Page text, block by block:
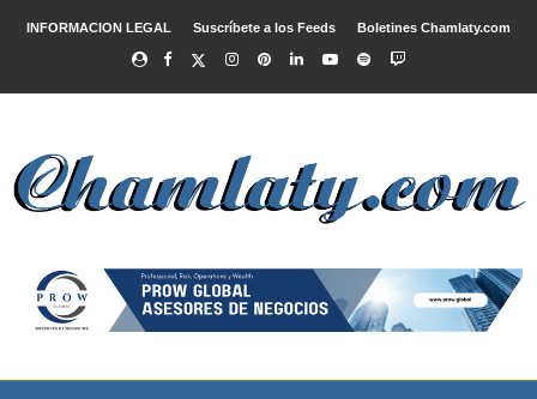
INFORMACION LEGAL Suscríbete a los Feeds Boletines Chamlaty.com